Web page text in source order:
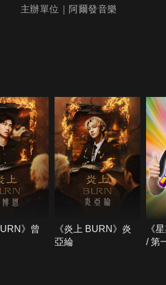
主辦單位｜阿爾發音樂
》曾
《炎上 BURN》炎
亞綸
《
/ 第